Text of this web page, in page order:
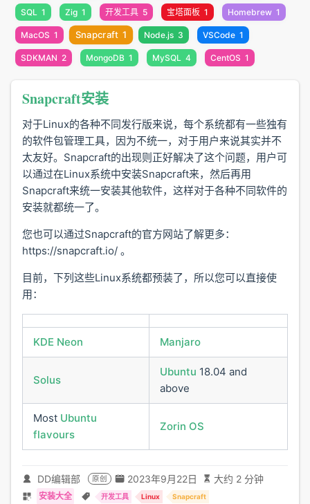
SQL 1 Zig 1 开发工具 5 宝塔面板 1 Homebrew 1
MacOS 1 Snapcraft 1 Node.js 3 VSCode 1
SDKMAN 2 MongoDB 1 MySQL 4 CentOS 1
Snapcraft安装
对于Linux的各种不同发行版来说，每个系统都有一些独有
的软件包管理工具，因为不统一，对于用户来说其实并不
太友好。Snapcraft的出现则正好解决了这个问题，用户可
以通过在Linux系统中安装Snapcraft来，然后再用
Snapcraft来统一安装其他软件，这样对于各种不同软件的
安装就都统一了。
您也可以通过Snapcraft的官方网站了解更多：
https://snapcraft.io/ 。
目前，下列这些Linux系统都预装了，所以您可以直接使
用：
KDE Neon Manjaro
Solus
Ubuntu 18.04 and
above
Most Ubuntu
flavours
Zorin OS
DD编辑部 原创 2023年9月22日 大约 2 分钟
安装大全 开发工具 Linux Snapcraft